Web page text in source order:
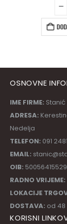
DODAJ U
OSNOVNE
IME FIRME:
ADRESA:
Nedelja
TELEFON: 091
EMAIL:
OIB: 50056415529
RADNO VRIJEME:
LOKACIJE
DOSTAVA: od
KORISNI